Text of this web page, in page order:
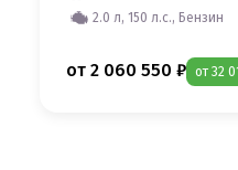
2.0 л, 150 л.с., Бензин
от 2 060 550 ₽ от 32